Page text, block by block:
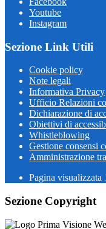
Youtube
Instagram
Sezione Link Utili
Cookie policy
Note legali
Informativa Privacy
Ufficio Relazioni
Dichiarazione di
Obiettivi di
Whistleblowing
Gestione consensi
Amministrazione
Pagina visualizzata
Sezione Copyright